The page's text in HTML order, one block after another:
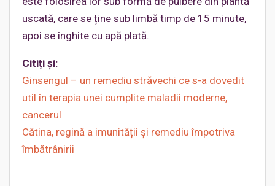
uscată, care se ține sub limbă timp de 15 minute,
apoi se înghite cu apă plată.
Citiți și:
Ginsengul – un remediu străvechi ce s-a dovedit
util în terapia unei cumplite maladii moderne,
cancerul
Cătina, regină a imunității și remediu împotriva
îmbătrânirii